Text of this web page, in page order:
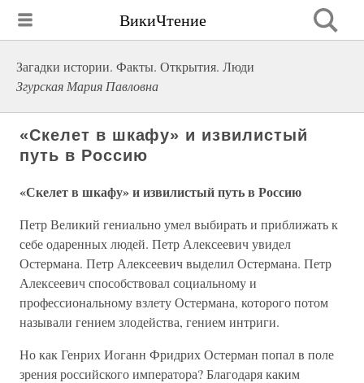
ВикиЧтение
Загадки истории. Факты. Открытия. Люди
Згурская Мария Павловна
«Скелет в шкафу» и извилистый
путь в Россию
«Скелет в шкафу» и извилистый путь в Россию
Петр Великий гениально умел выбирать и приближать к
себе одаренных людей. Петр Алексеевич увидел
Остермана. Петр Алексеевич выделил Остермана. Петр
Алексеевич способствовал социальному и
профессиональному взлету Остермана, которого потом
называли гением злодейства, гением интриги.
Но как Генрих Иоганн Фридрих Остерман попал в поле
зрения российского императора? Благодаря каким